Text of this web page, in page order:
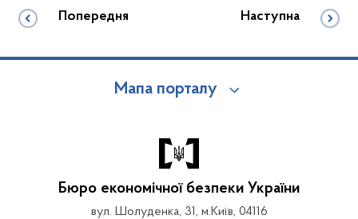
Попередня Наступна
Мапа порталу
Бюро економічної безпеки України
вул. Шолуденка, 31, м.Київ, 04116